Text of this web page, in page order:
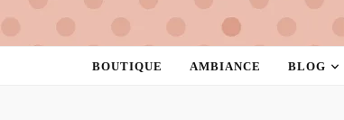
la rose à pois
créatrice de féminité
BOUTIQUE AMBIANCE BLOG